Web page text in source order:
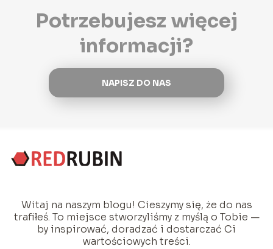
Potrzebujesz więcej
informacji?
NAPISZ DO NAS
Witaj na naszym blogu! Cieszymy się, że do nas
trafiłeś. To miejsce stworzyliśmy z myślą o Tobie —
by inspirować, doradzać i dostarczać Ci
wartościowych treści.